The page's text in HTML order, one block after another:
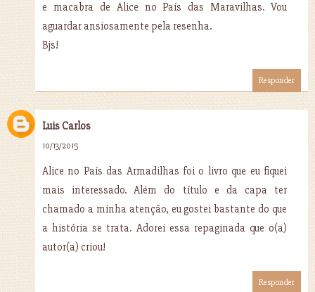
e macabra de Alice no País das Maravilhas. Vou
aguardar ansiosamente pela resenha.
Bjs!
Responder
Luis Carlos
10/13/2015
Alice no País das Armadilhas foi o livro que eu fiquei
mais interessado. Além do título e da capa ter
chamado a minha atenção, eu gostei bastante do que
a história se trata. Adorei essa repaginada que o(a)
autor(a) criou!
Responder